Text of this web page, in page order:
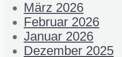
März 2026
Februar 2026
Januar 2026
Dezember 2025